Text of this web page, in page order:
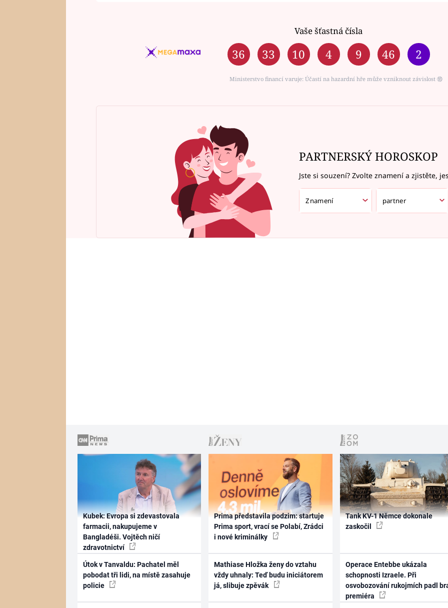
Vaše šťastná čísla
36 33 10 4 9 46 2
Ministerstvo financí varuje: Účastí na hazardní hře může vzniknout závislost ⑱
PARTNERSKÝ HOROSKOP
Jste si souzení? Zvolte znamení a zjistěte,
Kubek: Evropa si zdevastovala
farmacii, nakupujeme v
Bangladéši. Vojtěch ničí
zdravotnictví
Útok v Tanvaldu: Pachatel měl
pobodat tři lidi, na místě zasahuje
policie
Prima představila podzim: startuje
Prima sport, vrací se Polabí, Zrádci
i nové kriminálky
Mathiase Hložka ženy do vztahu
vždy uhnaly: Teď budu iniciátorem
já, slibuje zpěvák
Tank KV-1 Němce dokonale
zaskočil
Operace Entebbe ukázala
schopnosti Izraele. Při
osvobozování rukojmích padl
premiéra